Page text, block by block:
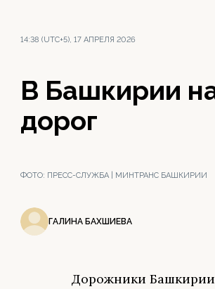
14:38 (UTC+5), 17 АПРЕЛЯ 2026
В Башкирии
дорог
ФОТО: ПРЕСС-СЛУЖБА | МИНТРАНС БАШКИРИИ
ГАЛИНА БАХШИЕВА
Дорожники Башкирии